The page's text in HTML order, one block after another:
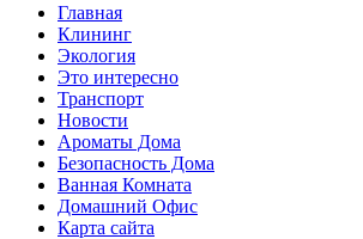
Главная
Клининг
Экология
Это интересно
Транспорт
Новости
Ароматы Дома
Безопасность Дома
Ванная Комната
Домашний Офис
Карта сайта